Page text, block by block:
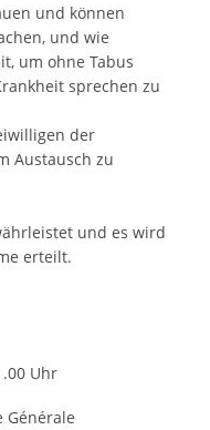
und können
und wie
um ohne Tabus
sprechen zu
der
Austausch zu
und es wird
erteilt.
Uhr
Générale